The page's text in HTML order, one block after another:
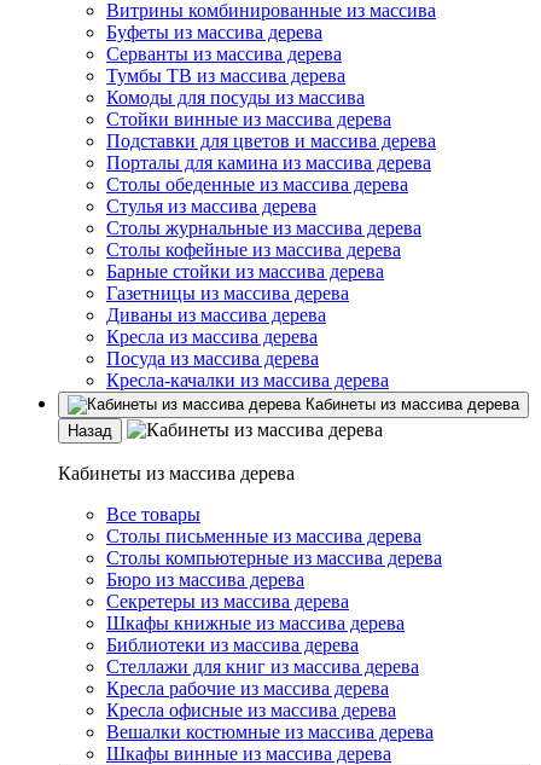
Витрины комбинированные из массива
Буфеты из массива дерева
Серванты из массива дерева
Тумбы ТВ из массива дерева
Комоды для посуды из массива
Стойки винные из массива дерева
Подставки для цветов и массива дерева
Порталы для камина из массива дерева
Столы обеденные из массива дерева
Стулья из массива дерева
Столы журнальные из массива дерева
Столы кофейные из массива дерева
Барные стойки из массива дерева
Газетницы из массива дерева
Диваны из массива дерева
Кресла из массива дерева
Посуда из массива дерева
Кресла-качалки из массива дерева
Кабинеты из массива дерева
Назад
Кабинеты из массива дерева
Все товары
Столы письменные из массива дерева
Столы компьютерные из массива дерева
Бюро из массива дерева
Секретеры из массива дерева
Шкафы книжные из массива дерева
Библиотеки из массива дерева
Стеллажи для книг из массива дерева
Кресла рабочие из массива дерева
Кресла офисные из массива дерева
Вешалки костюмные из массива дерева
Шкафы винные из массива дерева